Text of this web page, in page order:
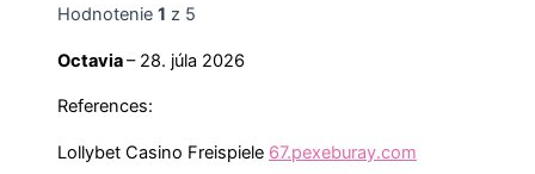
Hodnotenie 1 z 5
Octavia– 28. júla 2026
References:
Lollybet Casino Freispiele 67.pexeburay.com